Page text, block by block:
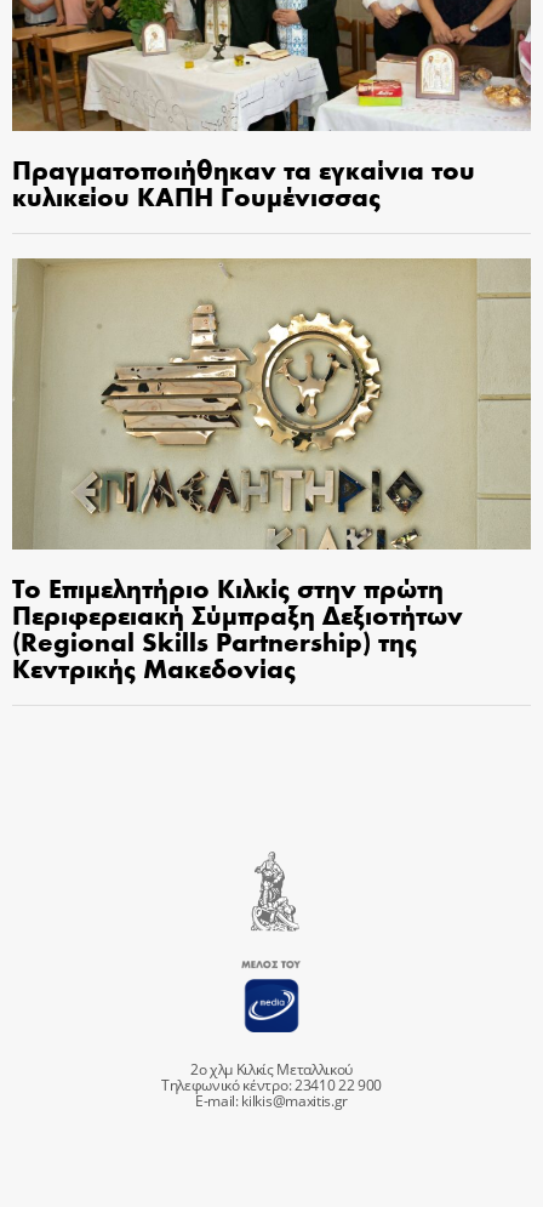
Πραγματοποιήθηκαν τα εγκαίνια του
κυλικείου ΚΑΠΗ Γουμένισσας
Το Επιμελητήριο Κιλκίς στην πρώτη
Περιφερειακή Σύμπραξη Δεξιοτήτων
(Regional Skills Partnership) της
Κεντρικής Μακεδονίας
2ο χλμ Κιλκίς Μεταλλικού
Τηλεφωνικό κέντρο: 23410 22 900
E-mail:kilkis@maxitis.gr